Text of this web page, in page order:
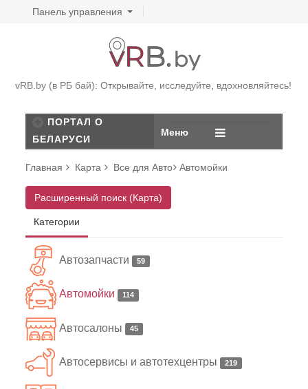
Панель управления
vRB.by (в РБ бай): Открывайте, исследуйте, вдохновляйтесь!
ПОРТАЛ О
БЕЛАРУСИ
Меню
Главная Карта Все для Авто Автомойки
Расширенный поиск (Карта)
Категории
Автозапчасти 59
Автомойки 114
Автосалоны 45
Автосервисы и автотехцентры 219